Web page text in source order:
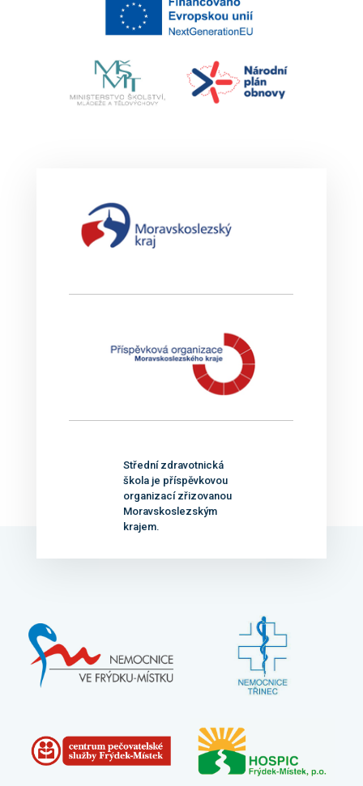
Střední zdravotnická
škola je příspěvkovou
organizací zřizovanou
Moravskoslezským
krajem.